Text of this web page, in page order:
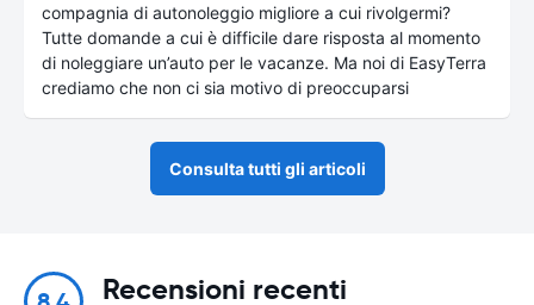
compagnia di autonoleggio migliore a cui rivolgermi?
Tutte domande a cui è difficile dare risposta al momento
di noleggiare un’auto per le vacanze. Ma noi di EasyTerra
crediamo che non ci sia motivo di preoccuparsi
Consulta tutti gli articoli
Recensioni recenti